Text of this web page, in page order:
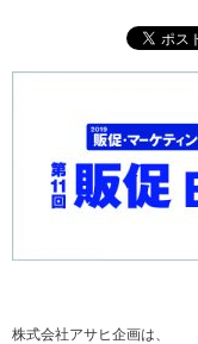
株式会社アサヒ企画は、